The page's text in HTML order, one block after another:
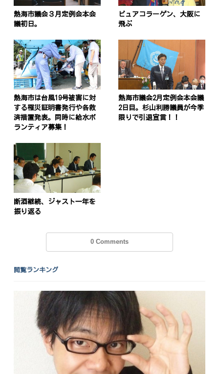
熱海市議会３月定例会本会
議初日。
ピュアコラーゲン、大阪に
飛ぶ
熱海市は台風19号被害に対
する罹災証明書発行や各救
済措置発表。同時に給水ボ
ランティア募集！
熱海市議会2月定例会本会議
2日目。杉山利勝議員が今季
限りで引退宣言！！
断酒継続、ジャスト一年を
振り返る
0 Comments
閲覧ランキング